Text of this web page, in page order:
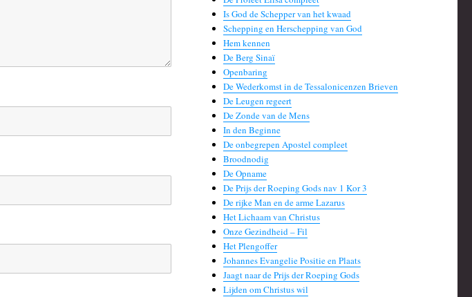
Is God de Schepper van het kwaad
Schepping en Herschepping van God
Hem kennen
De Berg Sinaï
Openbaring
De Wederkomst in de Tessalonicenzen Brieven
De Leugen regeert
De Zonde van de Mens
In den Beginne
De onbegrepen Apostel compleet
Broodnodig
De Opname
De Prijs der Roeping Gods nav 1 Kor 3
De rijke Man en de arme Lazarus
Het Lichaam van Christus
Onze Gezindheid – Fil
Het Plengoffer
Johannes Evangelie Positie en Plaats
Jaagt naar de Prijs der Roeping Gods
Lijden om Christus wil